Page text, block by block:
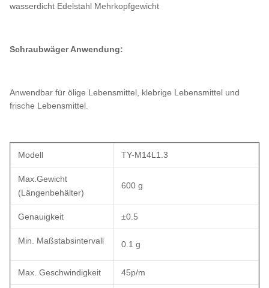
wasserdicht Edelstahl Mehrkopfgewicht
Schraubwäger Anwendung:
Anwendbar für ölige Lebensmittel, klebrige Lebensmittel und
frische Lebensmittel.
Modell TY-M14L1.3
Max.Gewicht
(Längenbehälter)
600 g
Genauigkeit ±0.5
Min. Maßstabsintervall 0.1 g
Max. Geschwindigkeit 45p/m